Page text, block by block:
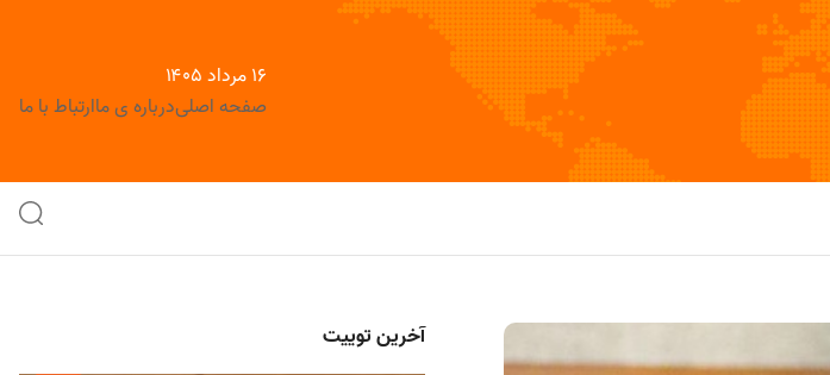
۱۶ مرداد ۱۴۰۵
صفحه اصلیدرباره ی ماارتباط با ما
آخرین توییت